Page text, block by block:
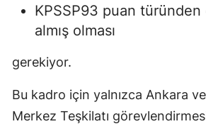
KPSSP93 puan
almış olması
gerekiyor.
Bu kadro için yalnızca Ankara
Merkez Teşkilatı